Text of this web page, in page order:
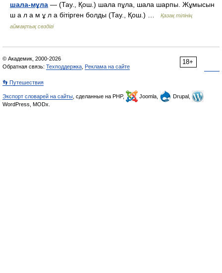
шала-мұла — (Тау., Қош.) шала пұла, шала шарпы. Жұмысын
ш а л а м ұ л а бітірген болды (Тау., Қош.) …
Қазақ тілінің
аймақтық сөздігі
18+
© Академик, 2000-2026
Обратная связь: Техподдержка Реклама на сайте
👣 Путешествия
Экспорт словарей на сайты , сделанные на PHP, Joomla,
Drupal,
WordPress, MODx.